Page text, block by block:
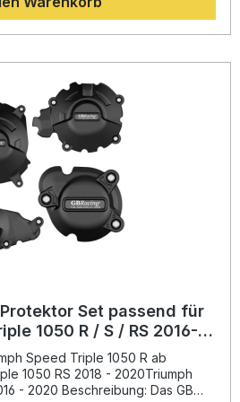
geklebt, was eine schnelle und
oder einen zügigen Austausch
Fertigungsqualität erfüllt das Set
Internationale de
„FIM Approved“. GB Racing
internationalen
ein echtes Qualitätsmerkmal für
Glasfaser-
Einfacher,
Kleben erforderlich Offiziell
Bewährte
Rennsport Effektiver
Lieferumfang: 1x
Set passend für
1050 R / S / RS 2016-
Speed Triple 1050 R ab
1050 RS 2018 - 2020Triumph
- 2020 Beschreibung: Das GB